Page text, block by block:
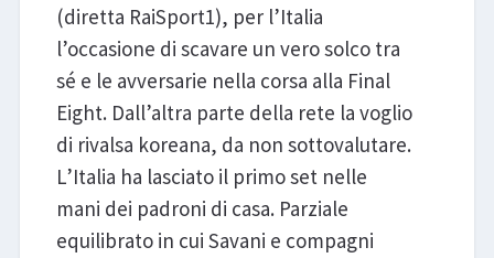
(diretta RaiSport1), per l’Italia
l’occasione di scavare un vero solco tra
sé e le avversarie nella corsa alla Final
Eight. Dall’altra parte della rete la voglio
di rivalsa koreana, da non sottovalutare.
L’Italia ha lasciato il primo set nelle
mani dei padroni di casa. Parziale
equilibrato in cui Savani e compagni